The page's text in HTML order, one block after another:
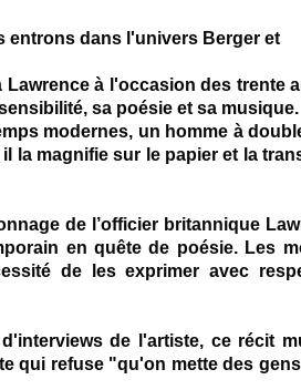
entrons dans l'univers Berger et
à l'occasion des trente
sa poésie et sa musique.
modernes, un homme à
la magnifie sur le papier et la
de l’officier britannique
en quête de poésie. Les
de les exprimer avec
de l'artiste, ce récit
qui refuse "qu'on mette des